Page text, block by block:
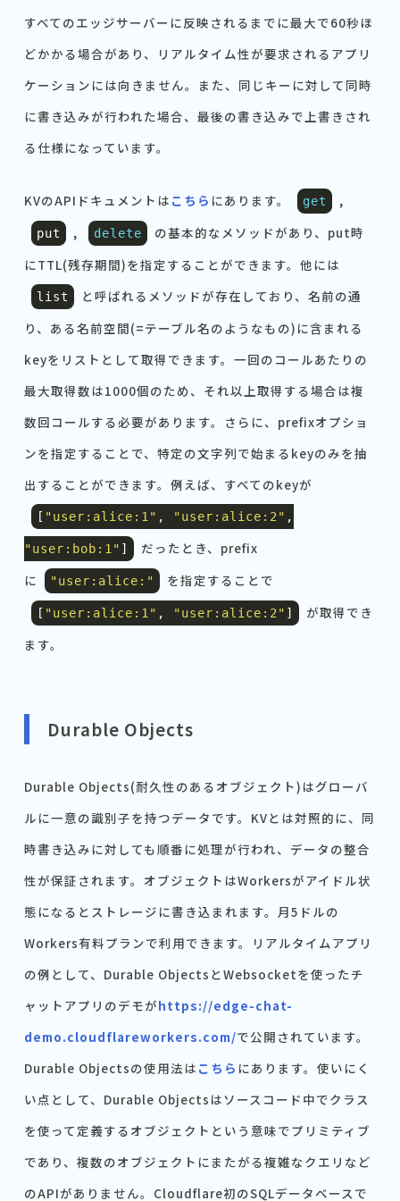
すべてのエッジサーバーに反映されるまでに最大で60秒ほ
どかかる場合があり、リアルタイム性が要求されるアプリ
ケーションには向きません。また、同じキーに対して同時
に書き込みが行われた場合、最後の書き込みで上書きされ
る仕様になっています。
KVのAPIドキュメントは こちら にあります。 get ,
put , delete
の基本的なメソッドがあり、put時
にTTL(残存期間)を指定することができます。他には
list
と呼ばれるメソッドが存在しており、名前の通
り、ある名前空間(=テーブル名のようなもの)に含まれる
keyをリストとして取得できます。一回のコールあたりの
最大取得数は1000個のため、それ以上取得する場合は複
数回コールする必要があります。さらに、prefixオプショ
ンを指定することで、特定の文字列で始まるkeyのみを抽
出することができます。例えば、すべてのkeyが
[ "user:alice:1" , "user:alice:2" ,
"user:bob:1" ]
だったとき、prefix
に
"user:alice:" を指定することで
[ "user:alice:1" , "user:alice:2" ]
が取得でき
ます。
Durable Objects
Durable Objects(耐久性のあるオブジェクト)はグローバ
ルに一意の識別子を持つデータです。KVとは対照的に、同
時書き込みに対しても順番に処理が行われ、データの整合
性が保証されます。オブジェクトはWorkersがアイドル状
態になるとストレージに書き込まれます。月5ドルの
Workers有料プランで利用できます。リアルタイムアプリ
の例として、Durable ObjectsとWebsocketを使ったチ
ャットアプリのデモがhttps://edge-chat-
demo.cloudflareworkers.com/で公開されています。
Durable Objectsの使用法は こちら にあります。使いにく
い点として、Durable Objectsはソースコード中でクラス
を使って定義するオブジェクトという意味でプリミティブ
であり、複数のオブジェクトにまたがる複雑なクエリなど
のAPIがありません。Cloudflare初のSQLデータベースで